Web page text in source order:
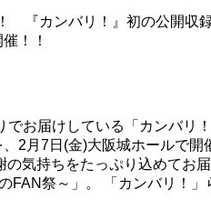
お届けしている「カンバリ
2月7日(金)大阪城ホールで開
気持ちをたっぷり込めてお
FAN祭～」。 「カンバリ！」